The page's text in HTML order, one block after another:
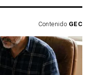
Contenido GEC